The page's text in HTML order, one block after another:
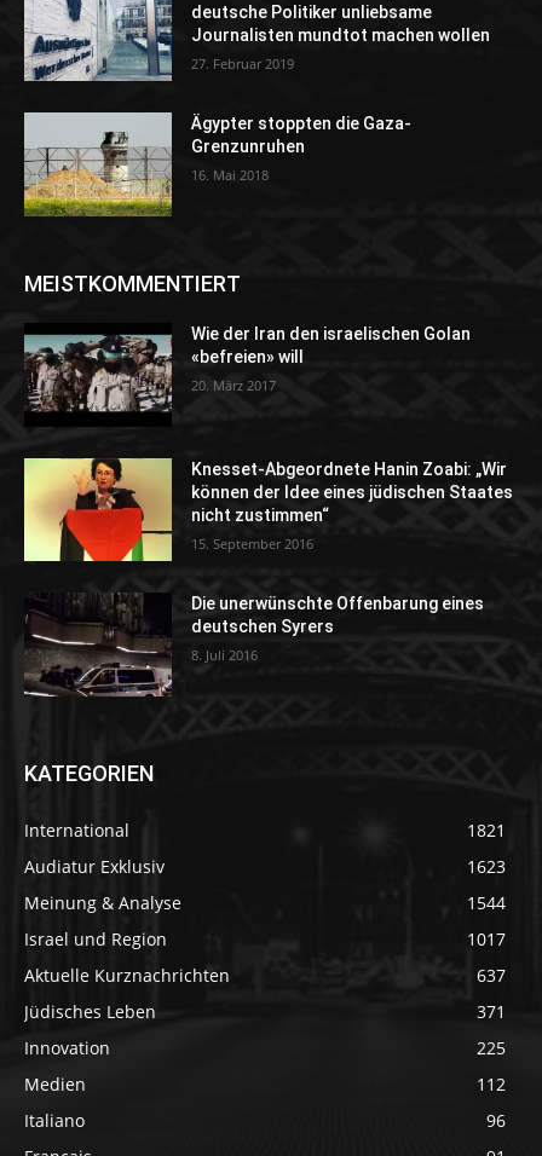
deutsche Politiker unliebsame
Journalisten mundtot machen wollen
27. Februar 2019
Ägypter stoppten die Gaza-
Grenzunruhen
16. Mai 2018
MEISTKOMMENTIERT
Wie der Iran den israelischen Golan
«befreien» will
20. März 2017
Knesset-Abgeordnete Hanin Zoabi: „Wir
können der Idee eines jüdischen Staates
nicht zustimmen“
15. September 2016
Die unerwünschte Offenbarung eines
deutschen Syrers
8. Juli 2016
KATEGORIEN
International
1821
Audiatur Exklusiv
1623
Meinung & Analyse
1544
Israel und Region
1017
Aktuelle Kurznachrichten
637
Jüdisches Leben
371
Innovation
225
Medien
112
Italiano
96